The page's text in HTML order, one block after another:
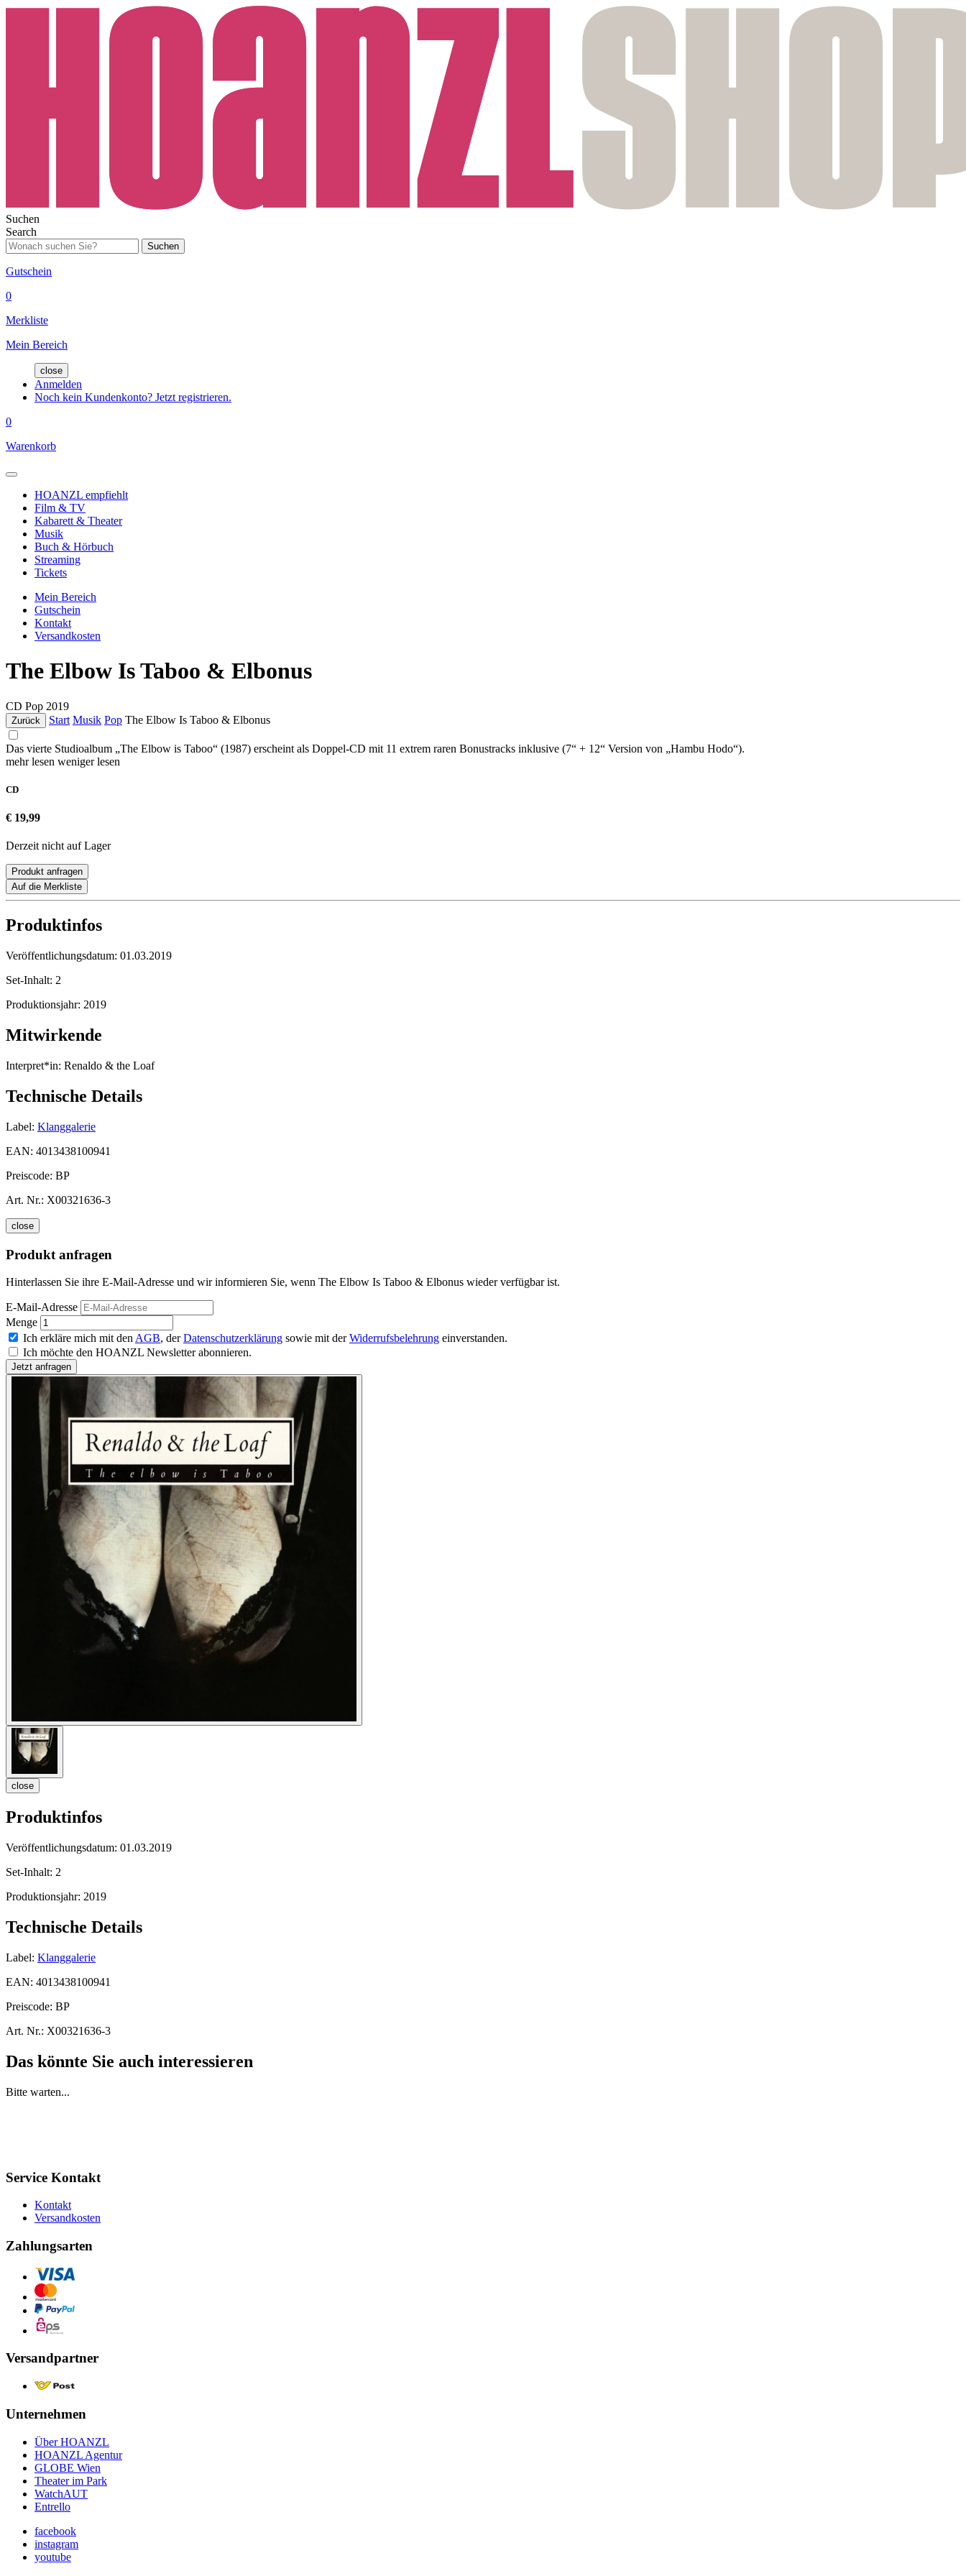
Suchen
Search
Suchen
Gutschein
0
Merkliste
Mein Bereich
close
Anmelden
Noch kein Kundenkonto? Jetzt registrieren.
0
Warenkorb
HOANZL empfiehlt
Film & TV
Kabarett & Theater
Musik
Buch & Hörbuch
Streaming
Tickets
Mein Bereich
Gutschein
Kontakt
Versandkosten
The Elbow Is Taboo & Elbonus
CD Pop 2019
Zurück Start Musik Pop The Elbow Is Taboo & Elbonus
Das vierte Studioalbum „The Elbow is Taboo“ (1987) erscheint als Doppel-CD mit 11 extrem raren Bonustracks inklusive (7“ + 12“ Version von „Hambu Hodo“).
mehr lesen weniger lesen
CD
€ 19,99
Derzeit nicht auf Lager
Produkt anfragen
Auf die Merkliste
Produktinfos
Veröffentlichungsdatum: 01.03.2019
Set-Inhalt: 2
Produktionsjahr: 2019
Mitwirkende
Interpret*in: Renaldo & the Loaf
Technische Details
Label: Klanggalerie
EAN: 4013438100941
Preiscode: BP
Art. Nr.: X00321636-3
close
Produkt anfragen
Hinterlassen Sie ihre E-Mail-Adresse und wir informieren Sie, wenn The Elbow Is Taboo & Elbonus wieder verfügbar ist.
E-Mail-Adresse
Menge
Ich erkläre mich mit den AGB, derDatenschutzerklärung sowie mit derWiderrufsbelehrung einverstanden.
Ich möchte den HOANZL Newsletter abonnieren.
close
Produktinfos
Veröffentlichungsdatum: 01.03.2019
Set-Inhalt: 2
Produktionsjahr: 2019
Technische Details
Label: Klanggalerie
EAN: 4013438100941
Preiscode: BP
Art. Nr.: X00321636-3
Das könnte Sie auch interessieren
Bitte warten...
Service Kontakt
Kontakt
Versandkosten
Zahlungsarten
Versandpartner
Unternehmen
Über HOANZL
HOANZL Agentur
GLOBE Wien
Theater im Park
WatchAUT
Entrello
facebook
instagram
youtube